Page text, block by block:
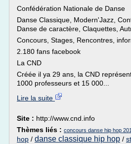
Confédération Nationale de Danse
Danse Classique, Modern'Jazz,
Danse de caractère, Claquettes,
Concours, Stages, Rencontres,
2.180 fans facebook
La CND
Créée il ya 29 ans, la CND
1000 professeurs et 15 000...
Lire la suite
Site : http://www.cnd.info
Thèmes liés : concours danse hip hop
hop / danse classique hip hop /